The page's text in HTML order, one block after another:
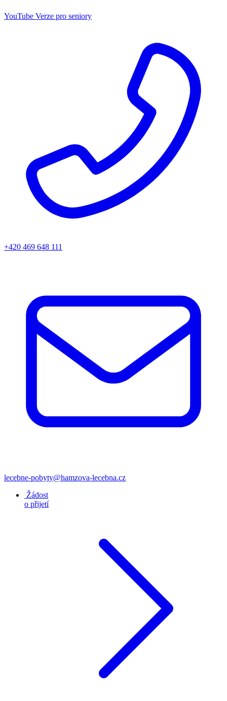
YouTube Verze pro seniory
+420 469 648 111
lecebne-pobyty@hamzova-lecebna.cz
Žádost
o přijetí